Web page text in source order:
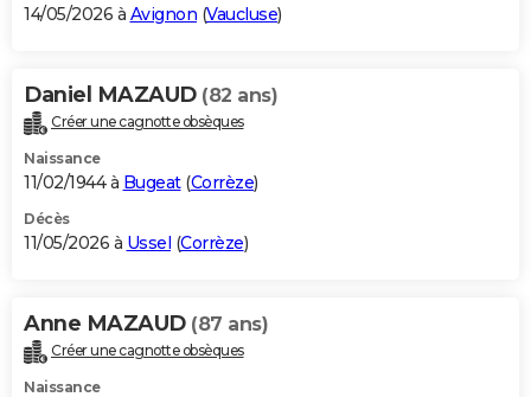
S'inscrire
Se connecter
Lycées
Collèges
Primaires
Universités
Entreprises
Service militaire
Avis de recherche
AVIS DE DÉCÈS
Bricolage
Lifestyle
Culture
Sport
Auto
Television
Voyage
Cinema
14/05/2026 à Avignon (Vaucluse)
Daniel MAZAUD (82 ans)
Créer une cagnotte obsèques
Naissance
11/02/1944 à Bugeat(Corrèze)
Décès
11/05/2026 à Ussel (Corrèze)
Anne MAZAUD (87 ans)
Créer une cagnotte obsèques
Naissance